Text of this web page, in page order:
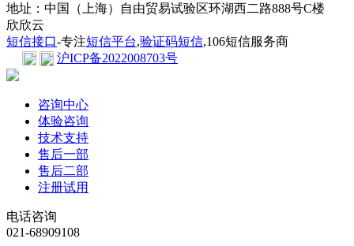
地址：中国（上海）自由贸易试验区环湖西二路888号C楼
欣欣云
短信接口-专注短信平台,验证码短信,106短信服务商
沪ICP备2022008703号
咨询中心
体验咨询
技术支持
售后一部
售后二部
注册试用
电话咨询
021-68909108